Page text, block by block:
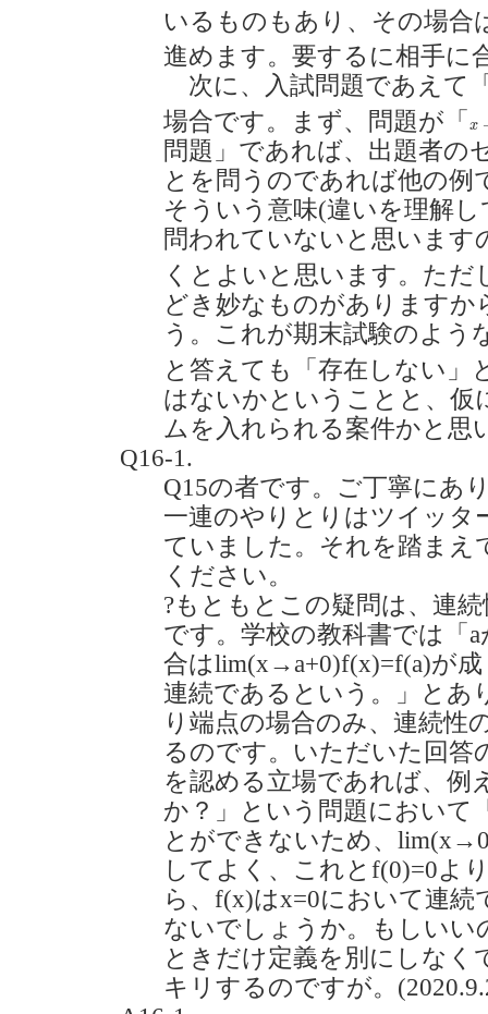
いるものもあり、その場合
進めます。要するに相手に
次に、入試問題であえて
場合です。まず、問題が「
x
x
問題」であれば、出題者の
とを問うのであれば他の
そういう意味(違いを理解
問われていないと思います
くとよいと思います。ただ
どき妙なものがあります
う。これが期末試験のよう
と答えても「存在しない」
はないかということと、仮
ムを入れられる案件かと思
Q16-1.
Q15の者です。ご丁寧にあ
一連のやりとりはツイッタ
ていました。それを踏まえ
ください。
?もともとこの疑問は、連
です。学校の教科書では「
合はlim(x→a+0)f(x)=f(a)が
連続であるという。」とあ
り端点の場合のみ、連続性
るのです。いただいた回答
を認める立場であれば、例
か？」という問題において
とができないため、
してよく、これとf(0)=0よ
ら、f(x)はx=0において連
ないでしょうか。もしいい
ときだけ定義を別にしな
キリするのですが。